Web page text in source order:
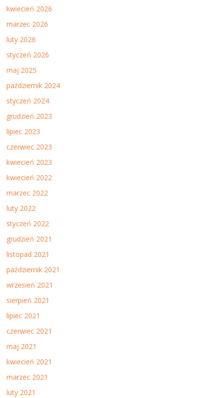
kwiecień 2026
marzec 2026
luty 2026
styczeń 2026
maj 2025
październik 2024
styczeń 2024
grudzień 2023
lipiec 2023
czerwiec 2023
kwiecień 2023
kwiecień 2022
marzec 2022
luty 2022
styczeń 2022
grudzień 2021
listopad 2021
październik 2021
wrzesień 2021
sierpień 2021
lipiec 2021
czerwiec 2021
maj 2021
kwiecień 2021
marzec 2021
luty 2021